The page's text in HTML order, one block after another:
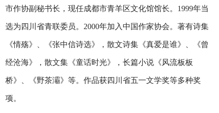
市作协副秘书长，现任成都市青羊区文化馆馆长。1999年当
选为四川省青联委员。2000年加入中国作家协会。著有诗集
《情殇》、《张中信诗选》，散文诗集《真爱是谁》、《曾
经沧海》，散文集《童话时光》，长篇小说《风流板板
桥》、《野茶灞》等。作品获四川省五一文学奖等多种奖
项。